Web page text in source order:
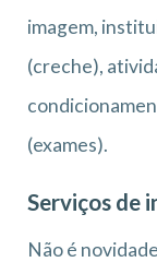
imagem,
(creche),
(exames).
Serviços de
Não é